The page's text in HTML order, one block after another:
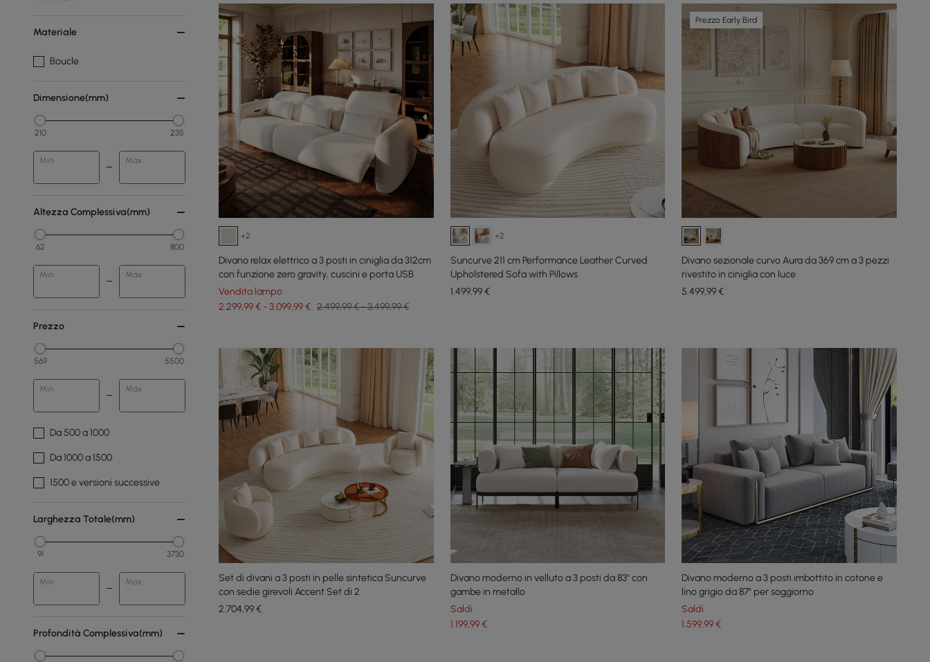
Materiale
Boucle
Dimensione(mm)
210 235
Min Max
Altezza Complessiva(mm)
62 800
Min Max
Prezzo
569 5500
Min Max
Da 500 a 1000
Da 1000 a 1500
1500 e versioni successive
Larghezza Totale(mm)
91 3730
Min Max
Profondità Complessiva(mm)
+2
Divano relax elettrico a 3 posti in ciniglia da 312cm
con funzione zero gravity, cuscini e porta USB
Vendita lampo
2.299,99 € - 3.099,99 € 2.499,99 € - 3.499,99 €
+2
Suncurve 211 cm Performance Leather Curved
Upholstered Sofa with Pillows
1.499,99€
Prezzo Early Bird
Divano sezionale curvo Aura da 369 cm a 3 pezzi
rivestito in ciniglia con luce
5.499,99€
Set di divani a 3 posti in pelle sintetica Suncurve
con sedie girevoli Accent Set di 2
2.704,99€
Divano moderno in velluto a 3 posti da 83" con
gambe in metallo
Saldi
1.199,99€
Divano moderno a 3 posti imbottito in cotone e
lino grigio da 87" per soggiorno
Saldi
1.599,99€